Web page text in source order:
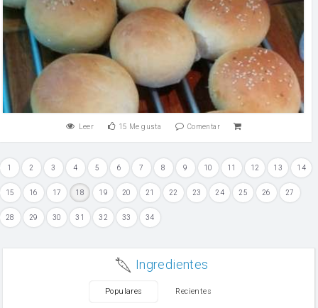
Leer 15 Me gusta Comentar
1 2 3 4 5 6 7 8 9 10 11 12 13 14
15 16 17 18 19 20 21 22 23 24 25 26 27
28 29 30 31 32 33 34
Ingredientes
Populares Recientes